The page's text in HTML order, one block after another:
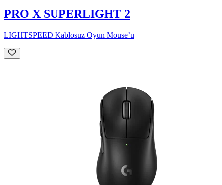
PRO X SUPERLIGHT 2
LIGHTSPEED Kablosuz Oyun Mouse’u